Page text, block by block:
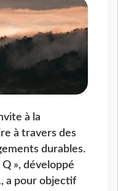
à la
à travers des
durables.
», développé
a pour objectif